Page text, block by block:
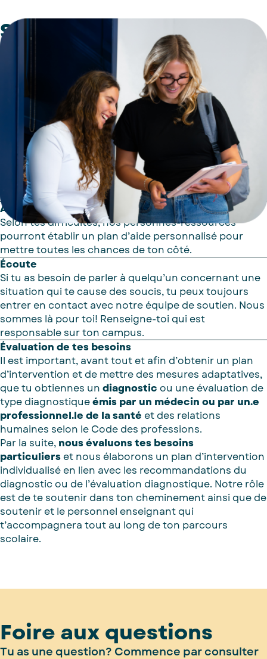
Services adaptés
De l'aide pour réussir tes études
La réussite de tes études est importante pour toi? Les
services adaptés mis en place par le Collège Ellis sont
là pour t’aider à poursuivre tes études et à réussir. Si
tu as une limitation fonctionnelle telle qu’une
déficience physique, sensorielle, neurologique,
organique, un trouble d’apprentissage ou un trouble
lié à la santé mentale, nos personnes-ressources sont
en mesure de t’offrir des services adaptés à ta
situation dans tous nos campus.
Aide personnalisée
Selon tes difficultés, nos personnes-ressources
pourront établir un plan d’aide personnalisé pour
mettre toutes les chances de ton côté.
Écoute
Si tu as besoin de parler à quelqu’un concernant une
situation qui te cause des soucis, tu peux toujours
entrer en contact avec notre équipe de soutien. Nous
sommes là pour toi! Renseigne-toi qui est
responsable sur ton campus.
Évaluation de tes besoins
Il est important, avant tout et afin d’obtenir un plan
d’intervention et de mettre des mesures adaptatives,
que tu obtiennes un diagnostic ou une évaluation de
type diagnostiqueémis par un médecin ou par un.e
professionnel.le de la santé et des relations
humaines selon le Code des professions.
Par la suite, nous évaluons tes besoins
particulierset nous élaborons un plan d’intervention
individualisé en lien avec les recommandations du
diagnostic ou de l’évaluation diagnostique. Notre rôle
est de te soutenir dans ton cheminement ainsi que de
soutenir et le personnel enseignant qui
t’accompagnera tout au long de ton parcours
scolaire.
Foire aux questions
Tu as une question? Commence par consulter